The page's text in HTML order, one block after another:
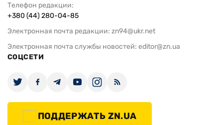
Телефон редакции:
+380 (44) 280-04-85
Электронная почта редакции: zn94@ukr.net
Электронная почта службы новостей: editor@zn.ua
СОЦСЕТИ
ПОДДЕРЖАТЬ ZN.UA